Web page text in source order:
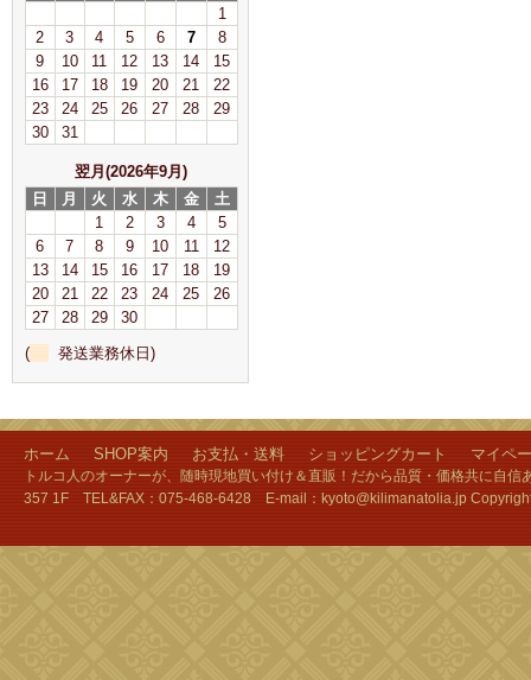
1
2
3 4 5 6 7
8
9
10 11 12 13 14
15
16
17 18 19 20 21
22
23
24 25 26 27 28
29
30
31
翌月(2026年9月)
日
月 火 水 木 金
土
1
2 3 4
5
6
7 8 9 10 11
12
13
14 15 16 17 18
19
20
21 22 23 24 25
26
27
28 29
30
(
発送業務休日)
ホーム SHOP案内 お支払・送料 ショッピングカート マイペ
トルコ人のオーナーが、随時現地買い付け＆直販！だから品質・価格共に自
357 1F TEL&FAX：075-468-6428 E-mail：kyoto@kilimanatolia.jp